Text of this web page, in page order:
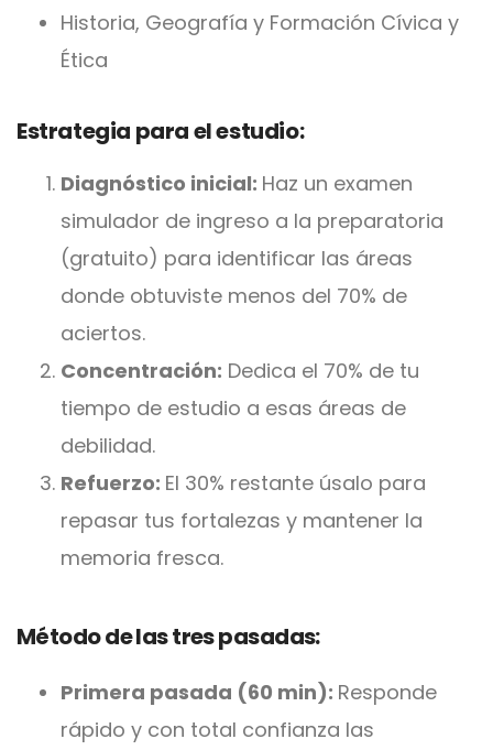
Historia, Geografía y Formación Cívica y
Ética
Estrategia para el estudio:
Diagnóstico inicial: Haz un examen
simulador de ingreso a la preparatoria
(gratuito) para identificar las áreas
donde obtuviste menos del 70% de
aciertos.
Concentración: Dedica el 70% de tu
tiempo de estudio a esas áreas de
debilidad.
Refuerzo: El 30% restante úsalo para
repasar tus fortalezas y mantener la
memoria fresca.
Método de las tres pasadas:
Primera pasada (60 min): Responde
rápido y con total confianza las